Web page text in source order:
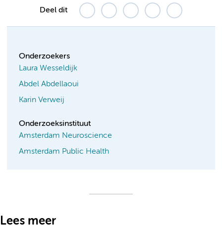
Deel dit
Onderzoekers
Laura Wesseldijk
Abdel Abdellaoui
Karin Verweij
Onderzoeksinstituut
Amsterdam Neuroscience
Amsterdam Public Health
Lees meer